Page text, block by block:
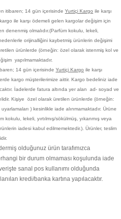
itibaren; 14 gün içerisinde Yurtiçi Kargo ile karşı
ile karşı ödemeli gelen kargolar değişim için
denenmiş olmalıdır.(Parfüm kokulu, lekeli,
orijinalliğini kaybetmiş ürünlerin değişimi
ürünlerde (örneğin: özel olarak istenmiş kol ve
yapılmamaktadır.
14 gün içerisinde Yurtiçi Kargo ile karşı
kargo müşterilerimize aittir. Kargo bedeliniz iade
İadelerde fatura altında yer alan ad- soyad ve
Kişiye
özel olarak üretilen ürünlerde (örneğin:
) kesinlikle iade alınmamaktadır. Ürüne
kokulu, lekeli, yırtılmış/sökülmüş, yıkanmış veya
iadesi kabul edilmemektedir.). Ürünler, teslim
olduğunuz ürün tarafımızca
bir durum olmaması koşulunda iade
sanal pos kullanımı olduğunda
kredi/banka kartına yapılacaktır.